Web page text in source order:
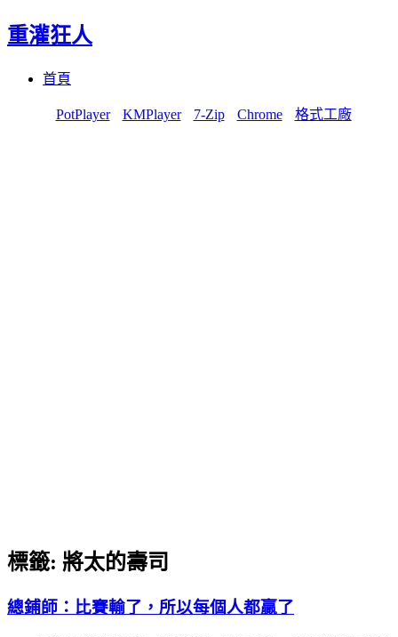
重灌狂人
首頁
PotPlayer KMPlayer 7-Zip Chrome 格式工廠
標籤: 將太的壽司
總鋪師：比賽輸了，所以每個人都贏了